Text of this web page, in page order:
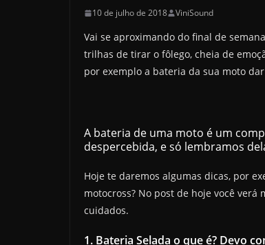
10 de julho de 2018 ViniSound
Vai se aproximando do final de
trilhas de tirar o fôlego, cheia de
por exemplo a bateria da sua moto
A bateria de uma moto é um
despercebida, e só lembramos
Hoje te daremos algumas dicas, por
motocross? No post de hoje você
cuidados.
1. Bateria Selada o que é? Devo